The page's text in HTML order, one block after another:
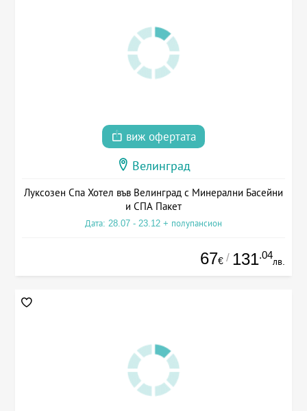
виж офертата
Велинград
Луксозен Спа Хотел във Велинград с Минерални Басейни
и СПА Пакет
Дата: 28.07 - 23.12 + полупансион
67€ / 131.04
лв.